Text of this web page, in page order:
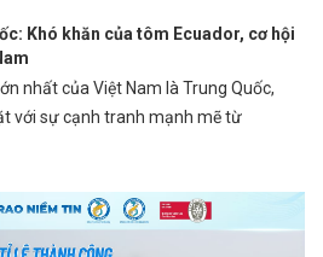
Khó khăn của tôm Ecuador, cơ hội
nhất của Việt Nam là Trung Quốc,
với sự cạnh tranh mạnh mẽ từ